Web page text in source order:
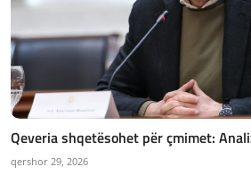
Qeveria shqetësohet për çmimet:
qershor 29, 2026